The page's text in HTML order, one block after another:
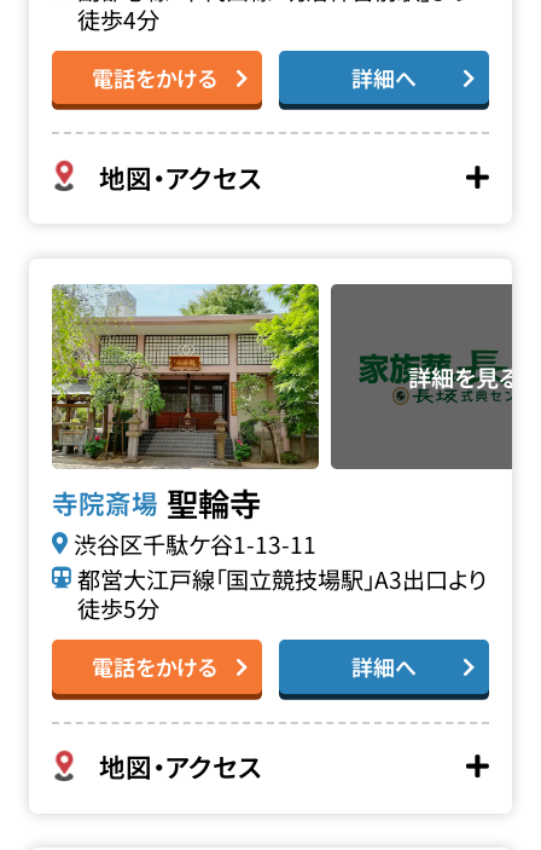
徒歩4分
電話をかける 詳細へ
地図・アクセス
寺院斎場 聖輪寺
渋谷区千駄ケ谷1-13-11
都営大江戸線「国立競技場駅」A3出口より
徒歩5分
電話をかける 詳細へ
地図・アクセス
聖輪寺の詳細へ